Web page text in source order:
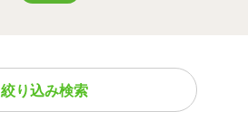
絞り込み検索